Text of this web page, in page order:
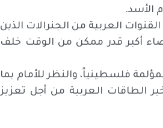
الأسد.
العربية من الجنرالات الذين
أكبر قدر ممكن من الوقت خلف
فلسطينياً، والنظر للأمام بما
الطاقات العربية من أجل تعزيز